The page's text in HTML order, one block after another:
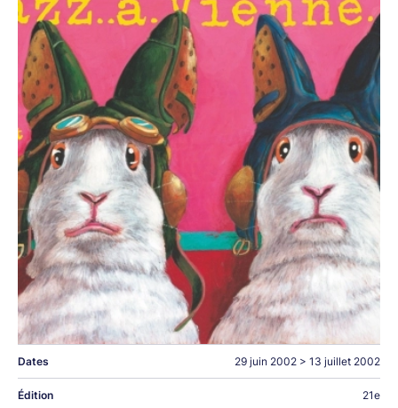
Dates 29 juin 2002 > 13 juillet 2002
Édition 21e